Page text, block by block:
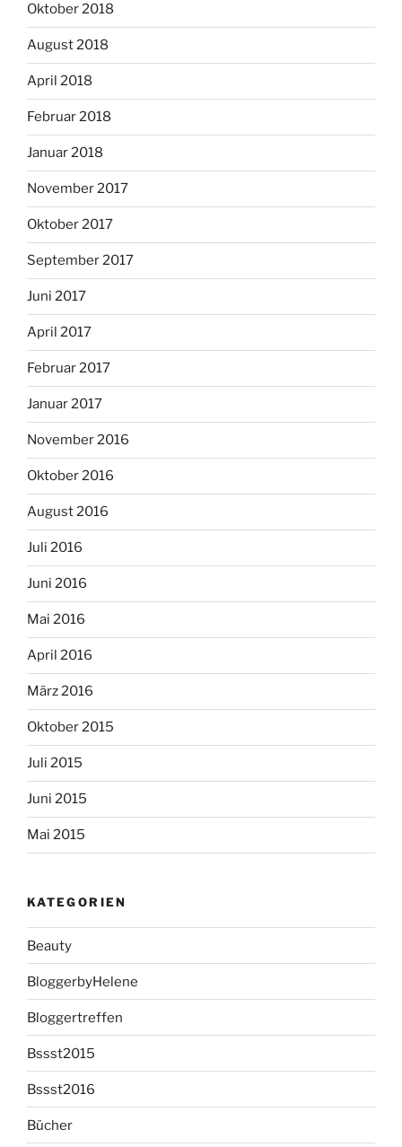
Oktober 2018
August 2018
April 2018
Februar 2018
Januar 2018
November 2017
Oktober 2017
September 2017
Juni 2017
April 2017
Februar 2017
Januar 2017
November 2016
Oktober 2016
August 2016
Juli 2016
Juni 2016
Mai 2016
April 2016
März 2016
Oktober 2015
Juli 2015
Juni 2015
Mai 2015
KATEGORIEN
Beauty
BloggerbyHelene
Bloggertreffen
Bssst2015
Bssst2016
Bücher